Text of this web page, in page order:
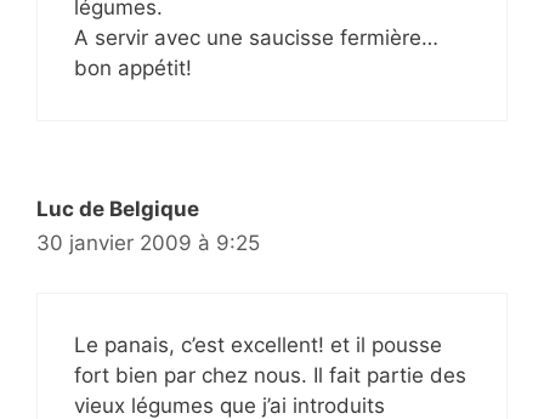
légumes.
A servir avec une saucisse fermière…
bon appétit!
Luc de Belgique
30 janvier 2009 à 9:25
Le panais, c’est excellent! et il pousse
fort bien par chez nous. Il fait partie des
vieux légumes que j’ai introduits